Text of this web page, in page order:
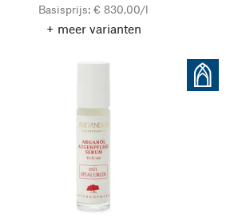
Basisprijs: € 830,00/l
+ meer varianten